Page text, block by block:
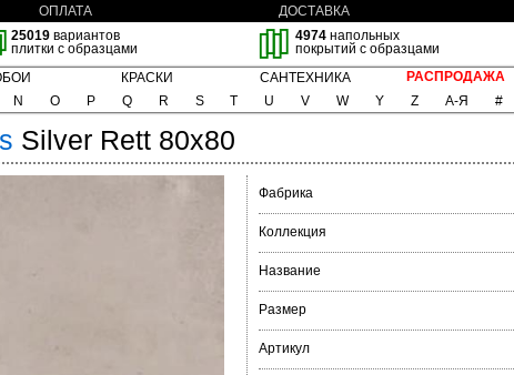
ОПЛАТА ДОСТАВКА
25019 вариантов
плитки с образцами
4974напольных
покрытий с образцами
КРАСКИ САНТЕХНИКА
РАСПРОДАЖА
N O P Q R S T U V W Y Z А-Я #
Silver Rett 80x80
Фабрика
Коллекция
Название
Размер
Артикул